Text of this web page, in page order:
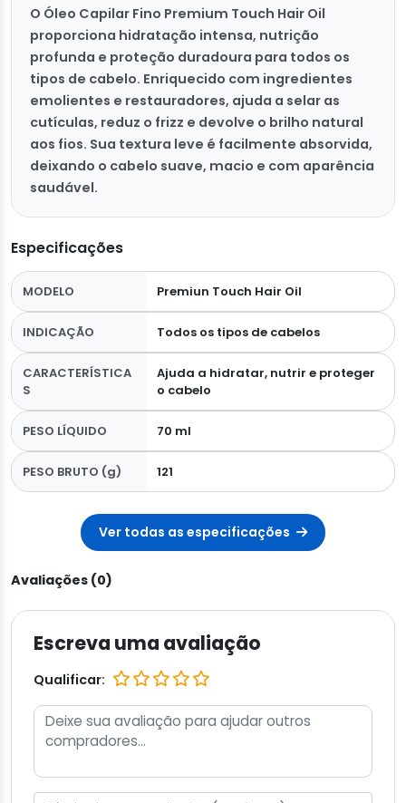
O Óleo Capilar Fino Premium Touch Hair Oil
proporciona hidratação intensa, nutrição
profunda e proteção duradoura para todos os
tipos de cabelo. Enriquecido com ingredientes
emolientes e restauradores, ajuda a selar as
cutículas, reduz o frizz e devolve o brilho natural
aos fios. Sua textura leve é facilmente absorvida,
deixando o cabelo suave, macio e com aparência
saudável.
Especificações
MODELO Premiun Touch Hair Oil
INDICAÇÃO Todos os tipos de cabelos
CARACTERÍSTICA
S
Ajuda a hidratar, nutrir e proteger
o cabelo
PESO LÍQUIDO 70 ml
PESO BRUTO (g) 121
Ver todas as especificações
Avaliações (0)
Escreva uma avaliação
Qualificar: